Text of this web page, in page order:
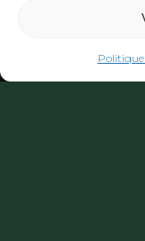
Politique